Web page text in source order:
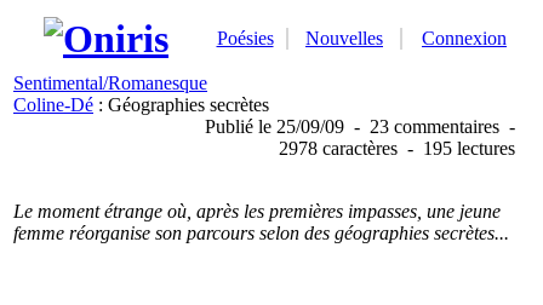
Poésies Nouvelles Connexion
Sentimental/Romanesque
Coline-Dé : Géographies secrètes
Publié le 25/09/09 - 23 commentaires -
2978 caractères - 195 lectures
Le moment étrange où, après les premières impasses, une jeune
femme réorganise son parcours selon des géographies secrètes...